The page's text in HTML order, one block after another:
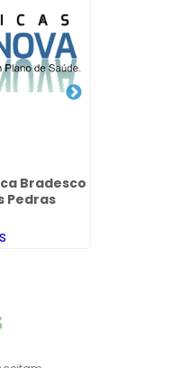
Bradesco
Pedras